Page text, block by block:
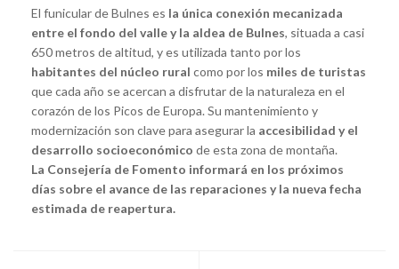
El funicular de Bulnes es la única conexión mecanizada
entre el fondo del valle y la aldea de Bulnes, situada a casi
650 metros de altitud, y es utilizada tanto por los
habitantes del núcleo rural como por los miles de turistas
que cada año se acercan a disfrutar de la naturaleza en el
corazón de los Picos de Europa. Su mantenimiento y
modernización son clave para asegurar la accesibilidad y el
desarrollo socioeconómico de esta zona de montaña.
La Consejería de Fomento informará en los próximos
días sobre el avance de las reparaciones y la nueva fecha
estimada de reapertura.